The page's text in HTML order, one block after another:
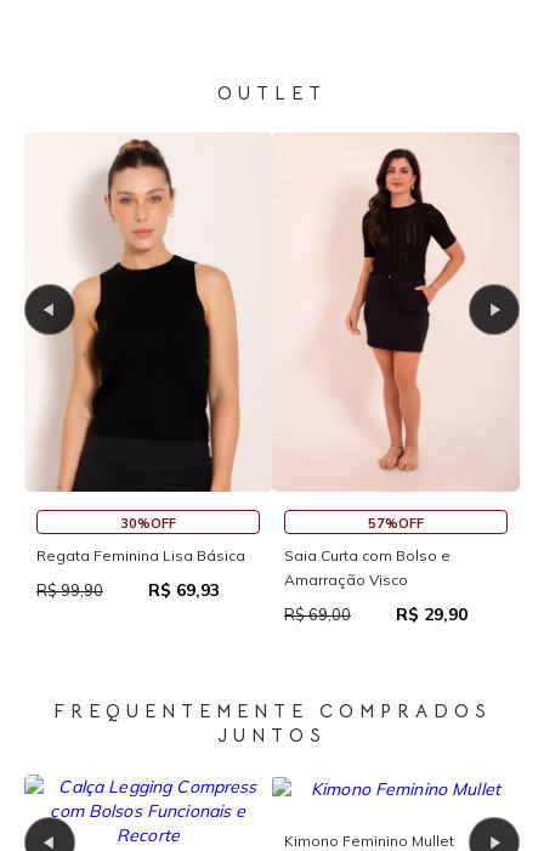
OUTLET
30%OFF
Regata Feminina Lisa Básica
R$ 99,90 R$ 69,93
57%OFF
Saia Curta com Bolso e
Amarração Visco
R$ 69,00 R$ 29,90
FREQUENTEMENTE COMPRADOS
JUNTOS
Kimono Feminino Mullet